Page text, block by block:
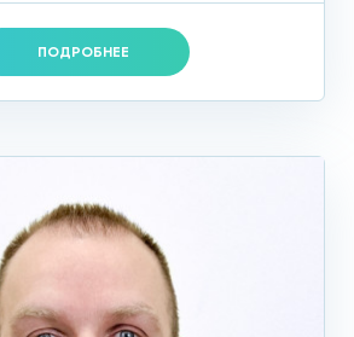
ПОДРОБНЕЕ